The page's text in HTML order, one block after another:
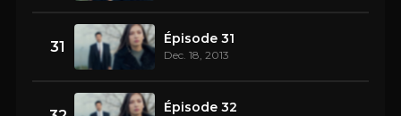
31 Épisode 31
Dec. 18, 2013
Épisode 32